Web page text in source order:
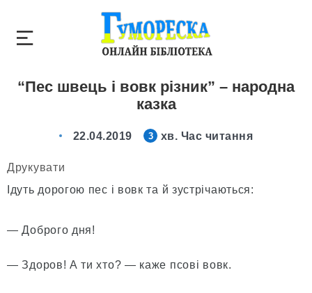
“Пес швець і вовк різник” – народна
казка
22.04.2019 3 хв. Час читання
Друкувати
Ідуть дорогою пес і вовк та й зустрічаються:
— Доброго дня!
— Здоров! А ти хто? — каже псові вовк.